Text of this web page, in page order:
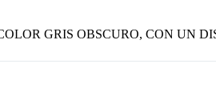
GRIS OBSCURO, CON UN